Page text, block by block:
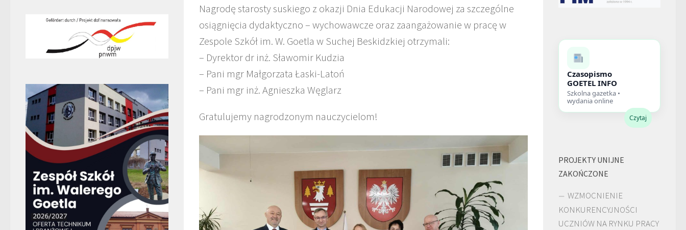
Nagrodę starosty suskiego z okazji Dnia Edukacji Narodowej za szczególne
osiągnięcia dydaktyczno – wychowawcze oraz zaangażowanie w pracę w
Zespole Szkół im. W. Goetla w Suchej Beskidzkiej otrzymali:
– Dyrektor dr inż. Sławomir Kudzia
– Pani mgr Małgorzata Łaski-Latoń
– Pani mgr inż. Agnieszka Węglarz
Gratulujemy nagrodzonym nauczycielom!
Czasopismo
GOETEL INFO
Szkolna gazetka •
wydania online
Czytaj
PROJEKTY UNIJNE
ZAKOŃCZONE
WZMOCNIENIE
KONKURENCYJNOŚCI
UCZNIÓW NA RYNKU PRACY